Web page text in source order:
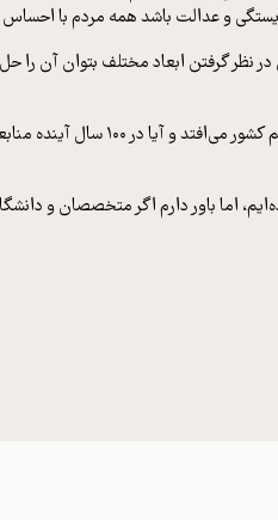
و عدالت باشد همه مردم با
گرفتن ابعاد مختلف بتوان آن را
رئیس جمهور به ضرورت توجه صیانتی به
اما باور دارم اگر متخصصان و